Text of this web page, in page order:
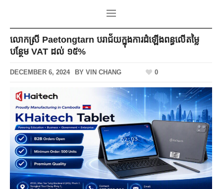
លោកស្រី Paetongtarn បរាជ័យក្នុងការដំឡើងពន្ធលើតម្លៃ
បន្ថែម VAT ដល់ ១៥%
DECEMBER 6, 2024 BY VIN CHANG 0